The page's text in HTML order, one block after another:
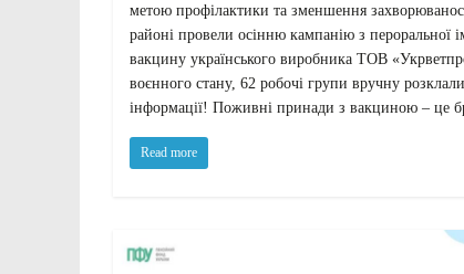
метою профілактики та зменшення
районі провели осінню кампанію з пероральної
вакцину українського виробника ТОВ
воєнного стану, 62 робочі групи вручну
інформації! Поживні принади з вакциною – це
Read more